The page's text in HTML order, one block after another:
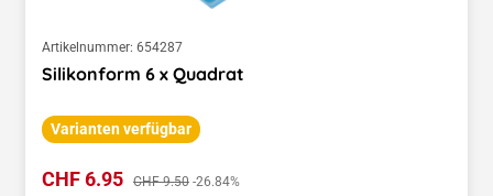
Artikelnummer: 654287
Silikonform 6 x Quadrat
Varianten verfügbar
Verkaufspreis:
CHF 6.95 Regulärer Preis:
CHF 9.50 -26.84%